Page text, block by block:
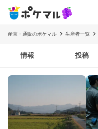
産直・通販のポケマル 生産者一覧
情報 投稿